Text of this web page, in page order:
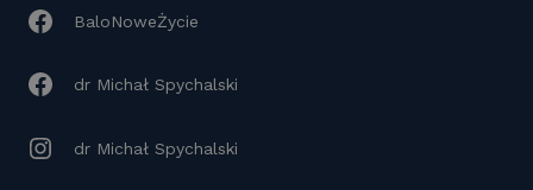
BaloNoweŻycie
dr Michał Spychalski
dr Michał Spychalski